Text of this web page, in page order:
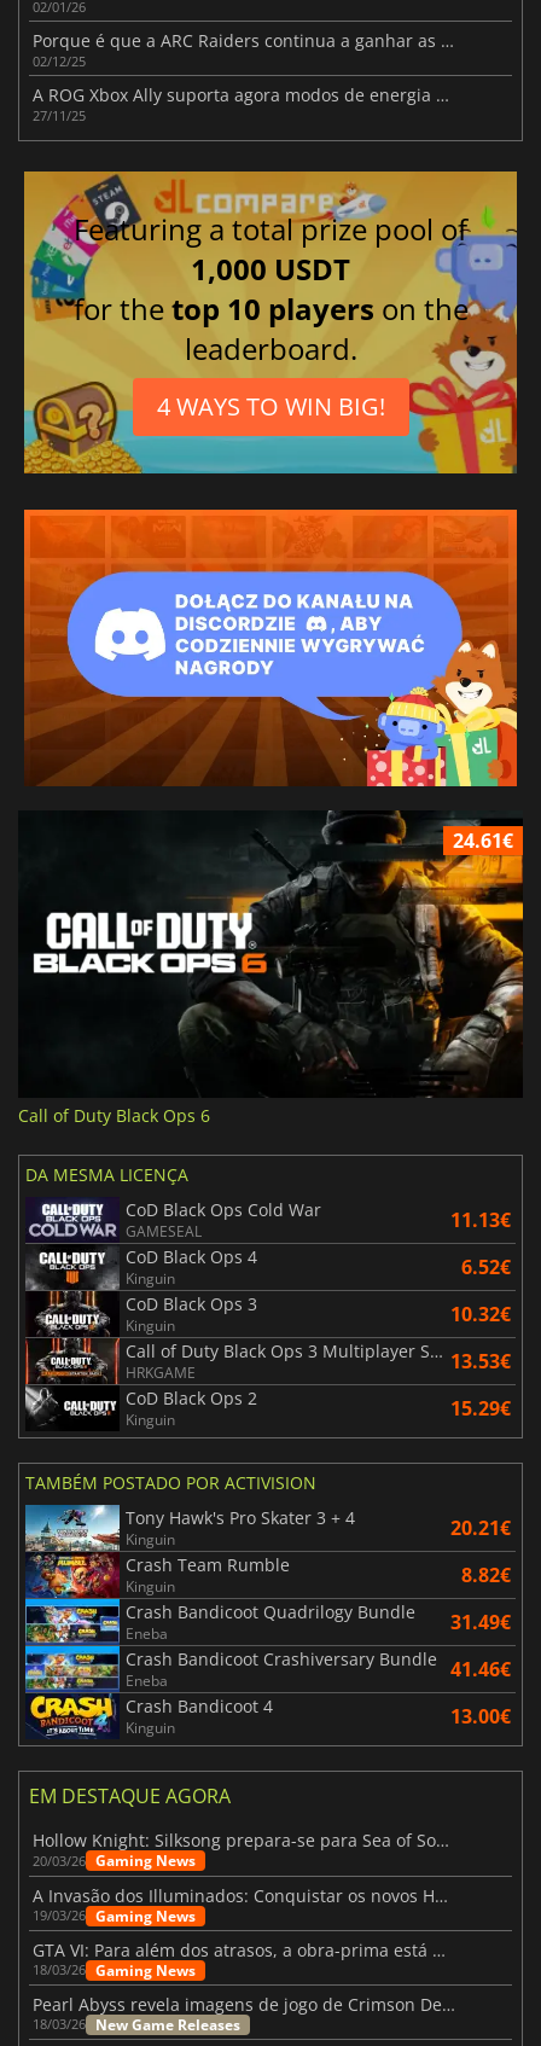
02/01/26
Porque é que a ARC Raiders continua a ganhar as tabelas
02/12/25
A ROG Xbox Ally suporta agora modos de energia específicos de cada jogo para jogar durante mais tempo
27/11/25
Featuring a total prize pool of
1,000 USDT
for thetop 10 players on the
leaderboard.
4 WAYS TO WIN BIG!
24.61€
Call of Duty Black Ops 6
DA MESMA LICENÇA
CoD Black Ops Cold War
GAMESEAL 11.13€
CoD Black Ops 4
Kinguin 6.52€
CoD Black Ops 3
Kinguin 10.32€
Call of Duty Black Ops 3 Multiplayer Starter Pack
HRKGAME 13.53€
CoD Black Ops 2
Kinguin 15.29€
TAMBÉM POSTADO POR ACTIVISION
Tony Hawk's Pro Skater 3 + 4
Kinguin 20.21€
Crash Team Rumble
Kinguin 8.82€
Crash Bandicoot Quadrilogy Bundle
Eneba 31.49€
Crash Bandicoot Crashiversary Bundle
Eneba 41.46€
Crash Bandicoot 4
Kinguin 13.00€
EM DESTAQUE AGORA
Hollow Knight: Silksong prepara-se para Sea of Sorrow com um patch
20/03/26 Gaming News
A Invasão dos Illuminados: Conquistar os novos Helldivers 2 Atualização!
19/03/26 Gaming News
GTA VI: Para além dos atrasos, a obra-prima está quase a chegar
18/03/26 Gaming News
Pearl Abyss revela imagens de jogo de Crimson Desert para a PS5
18/03/26 New Game Releases